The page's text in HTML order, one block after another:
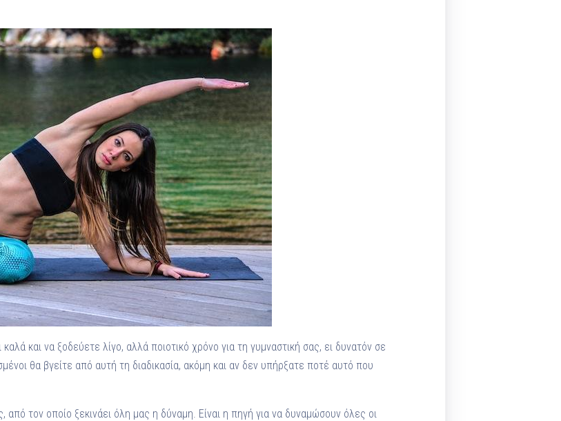
και να ξοδεύετε λίγο, αλλά ποιοτικό χρόνο για τη γυμναστική σας, ει δυνατόν σε
θα βγείτε από αυτή τη διαδικασία, ακόμη και αν δεν υπήρξατε ποτέ αυτό που
από τον οποίο ξεκινάει όλη μας η δύναμη. Είναι η πηγή για να δυναμώσουν όλες οι